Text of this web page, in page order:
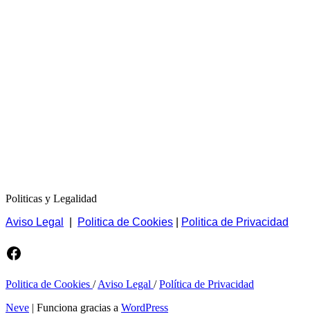
Politicas y Legalidad
Aviso Legal
Politica de Cookies Politica de Privacidad
Facebook
Politica de Cookies /Aviso Legal /Política de Privacidad
Neve | Funciona gracias a WordPress